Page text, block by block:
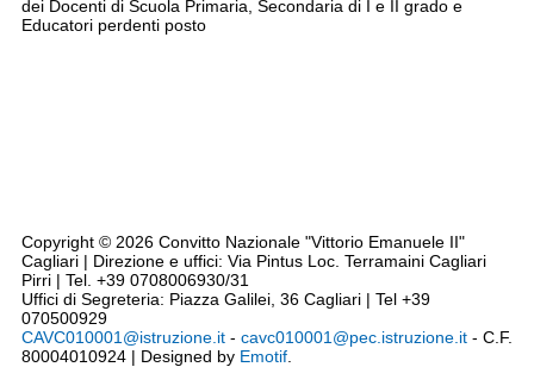
dei Docenti di Scuola Primaria, Secondaria di I e II grado e
Educatori perdenti posto
Copyright © 2026 Convitto Nazionale "Vittorio Emanuele II"
Cagliari | Direzione e uffici: Via Pintus Loc. Terramaini Cagliari
Pirri | Tel. +39 0708006930/31
Uffici di Segreteria: Piazza Galilei, 36 Cagliari | Tel +39
070500929
CAVC010001@istruzione.it - cavc010001@pec.istruzione.it - C.F.
80004010924 | Designed by Emotif